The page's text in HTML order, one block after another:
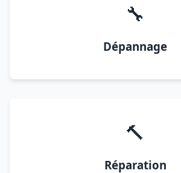
🔧
Dépannage
🔨
Réparation